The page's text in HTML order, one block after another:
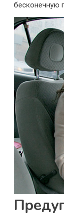
бесконечную